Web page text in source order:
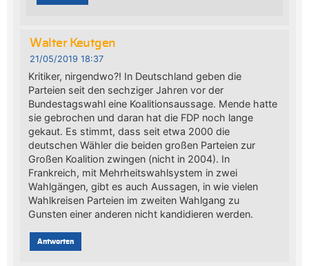
Walter Keutgen
21/05/2019 18:37
Kritiker, nirgendwo?! In Deutschland geben die
Parteien seit den sechziger Jahren vor der
Bundestagswahl eine Koalitionsaussage. Mende hatte
sie gebrochen und daran hat die FDP noch lange
gekaut. Es stimmt, dass seit etwa 2000 die
deutschen Wähler die beiden großen Parteien zur
Großen Koalition zwingen (nicht in 2004). In
Frankreich, mit Mehrheitswahlsystem in zwei
Wahlgängen, gibt es auch Aussagen, in wie vielen
Wahlkreisen Parteien im zweiten Wahlgang zu
Gunsten einer anderen nicht kandidieren werden.
Antworten